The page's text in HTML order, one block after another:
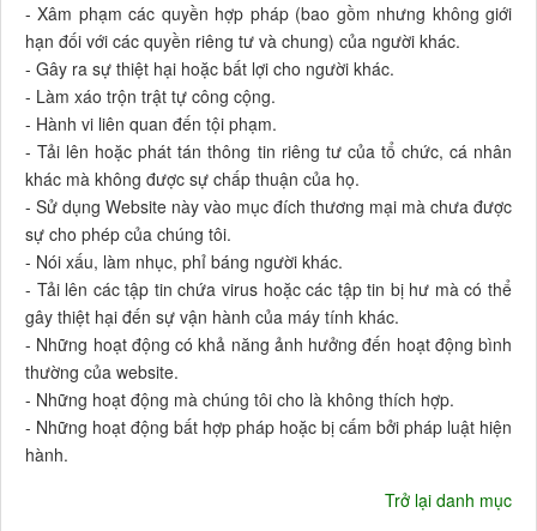
- Xâm phạm các quyền hợp pháp (bao gồm nhưng không giới
hạn đối với các quyền riêng tư và chung) của người khác.
- Gây ra sự thiệt hại hoặc bất lợi cho người khác.
- Làm xáo trộn trật tự công cộng.
- Hành vi liên quan đến tội phạm.
- Tải lên hoặc phát tán thông tin riêng tư của tổ chức, cá nhân
khác mà không được sự chấp thuận của họ.
- Sử dụng Website này vào mục đích thương mại mà chưa được
sự cho phép của chúng tôi.
- Nói xấu, làm nhục, phỉ báng người khác.
- Tải lên các tập tin chứa virus hoặc các tập tin bị hư mà có thể
gây thiệt hại đến sự vận hành của máy tính khác.
- Những hoạt động có khả năng ảnh hưởng đến hoạt động bình
thường của website.
- Những hoạt động mà chúng tôi cho là không thích hợp.
- Những hoạt động bất hợp pháp hoặc bị cấm bởi pháp luật hiện
hành.
Trở lại danh mục